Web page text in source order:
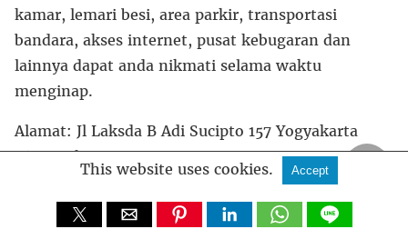
kamar, lemari besi, area parkir, transportasi
bandara, akses internet, pusat kebugaran dan
lainnya dapat anda nikmati selama waktu
menginap.
Alamat: Jl Laksda B Adi Sucipto 157 Yogyakarta
Kisaran harga: IDR 330.579
This website uses cookies. Accept